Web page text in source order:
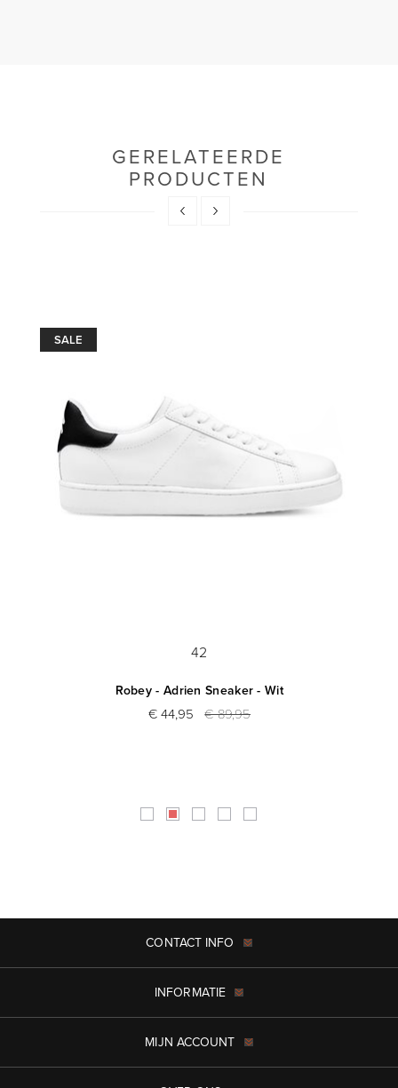
GERELATEERDE
PRODUCTEN
SALE
42
Robey - Adrien Sneaker - Wit
€ 44,95 € 89,95
CONTACT INFO
INFORMATIE
MIJN ACCOUNT